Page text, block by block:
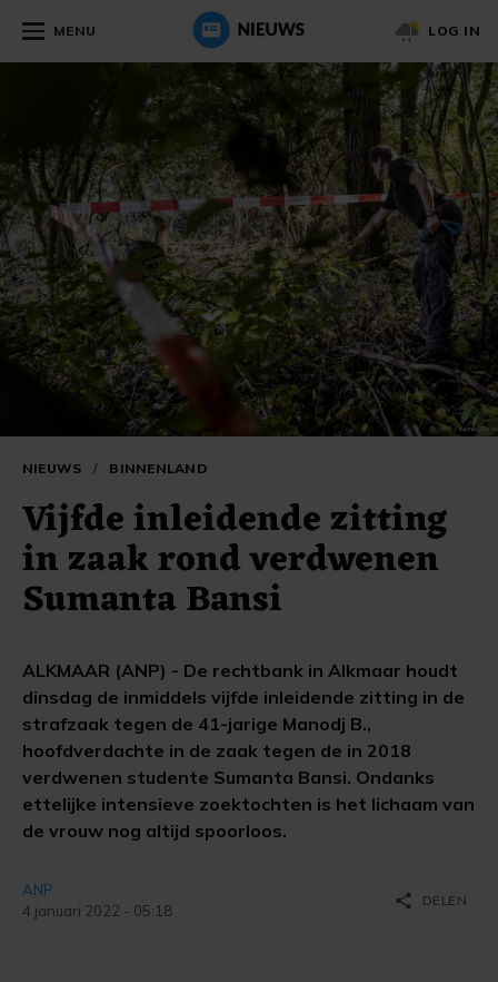
MENU LOG IN
NIEUWS / BINNENLAND
Vijfde inleidende zitting
in zaak rond verdwenen
Sumanta Bansi
ALKMAAR (ANP) - De rechtbank in Alkmaar houdt
dinsdag de inmiddels vijfde inleidende zitting in de
strafzaak tegen de 41-jarige Manodj B.,
hoofdverdachte in de zaak tegen de in 2018
verdwenen studente Sumanta Bansi. Ondanks
ettelijke intensieve zoektochten is het lichaam van
de vrouw nog altijd spoorloos.
ANP
4 januari 2022 - 05:18
share DELEN